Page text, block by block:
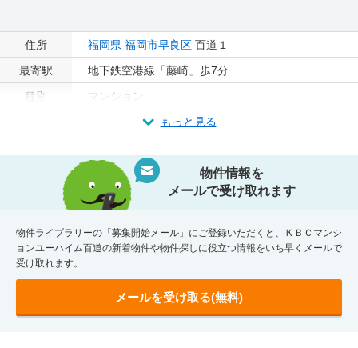
住所 福岡県 福岡市早良区 百道１
最寄駅
地下鉄空港線「藤崎」歩7分
種別
マンション
もっと見る
物件情報を
メールで受け取れます
物件ライブラリーの「募集開始メール」にご登録いただくと、ＫＢＣマンシ
ョンユーハイム百道の新着物件や物件探しに役立つ情報をいち早くメールで
受け取れます。
メールを受け取る(無料)